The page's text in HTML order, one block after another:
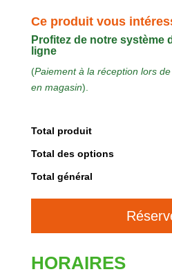
Ce produit vous
Profitez de notre système
ligne
(Paiement à la réception lors
en magasin).
Total produit
Total des options
Total général
HORAIRES